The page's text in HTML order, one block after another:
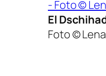
El
Foto ©